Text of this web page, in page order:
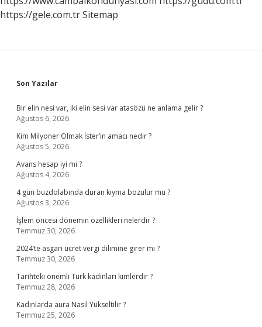
https://gele.com.trSitemap
Sidebar
Son Yazılar
Bir elin nesi var, iki elin sesi var atasözü ne anlama gelir ?
Ağustos 6, 2026
Kim Milyoner Olmak İster’in amacı nedir ?
Ağustos 5, 2026
Avans hesap iyi mi ?
Ağustos 4, 2026
4 gün buzdolabında duran kıyma bozulur mu ?
Ağustos 3, 2026
İşlem öncesi dönemin özellikleri nelerdir ?
Temmuz 30, 2026
2024’te asgari ücret vergi dilimine girer mi ?
Temmuz 30, 2026
Tarihteki önemli Türk kadınları kimlerdir ?
Temmuz 28, 2026
Kadınlarda aura Nasıl Yükseltilir ?
Temmuz 25, 2026